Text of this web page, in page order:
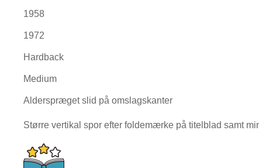
1958
1972
Hardback
Medium
Alderspræget slid på omslagskanter
Større vertikal spor efter foldemærke på titelblad samt